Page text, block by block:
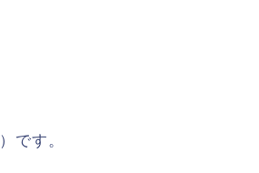
）です。